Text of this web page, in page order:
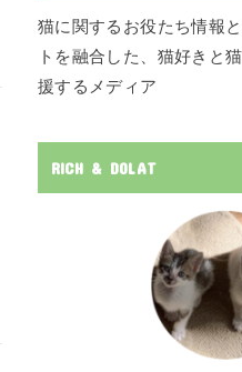
猫に関するお役たち情報
トを融合した、猫好きと
援するメディア
RICH & DOLAT